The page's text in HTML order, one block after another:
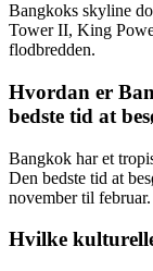
Bangkoks skyline
Tower II, King
flodbredden.
Hvordan er
bedste tid at
Bangkok har et
Den bedste tid at
november til februar.
Hvilke